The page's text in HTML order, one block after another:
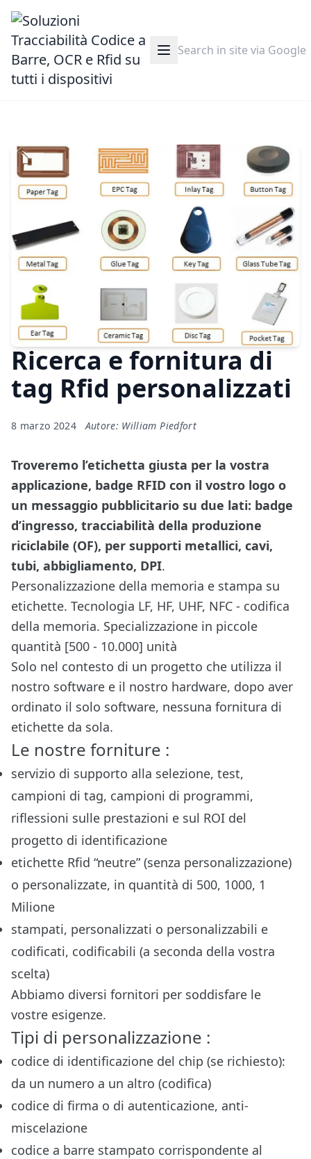
Ricerca e fornitura di
tag Rfid personalizzati
8 marzo 2024 Autore: William Piedfort
Troveremo l’etichetta giusta per la vostra
applicazione, badge RFID con il vostro logo o
un messaggio pubblicitario su due lati: badge
d’ingresso, tracciabilità della produzione
riciclabile (OF), per supporti metallici, cavi,
tubi, abbigliamento, DPI.
Personalizzazione della memoria e stampa su
etichette. Tecnologia LF, HF, UHF, NFC - codifica
della memoria. Specializzazione in piccole
quantità [500 - 10.000] unità
Solo nel contesto di un progetto che utilizza il
nostro software e il nostro hardware, dopo aver
ordinato il solo software, nessuna fornitura di
etichette da sola.
Le nostre forniture :
servizio di supporto alla selezione, test,
campioni di tag, campioni di programmi,
riflessioni sulle prestazioni e sul ROI del
progetto di identificazione
etichette Rfid “neutre” (senza personalizzazione)
o personalizzate, in quantità di 500, 1000, 1
Milione
stampati, personalizzati o personalizzabili e
codificati, codificabili (a seconda della vostra
scelta)
Abbiamo diversi fornitori per soddisfare le
vostre esigenze.
Tipi di personalizzazione :
codice di identificazione del chip (se richiesto):
da un numero a un altro (codifica)
codice di firma o di autenticazione, anti-
miscelazione
codice a barre stampato corrispondente al